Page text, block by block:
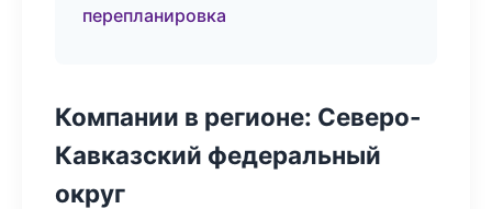
перепланировка
Компании в регионе: Северо-
Кавказский федеральный
округ